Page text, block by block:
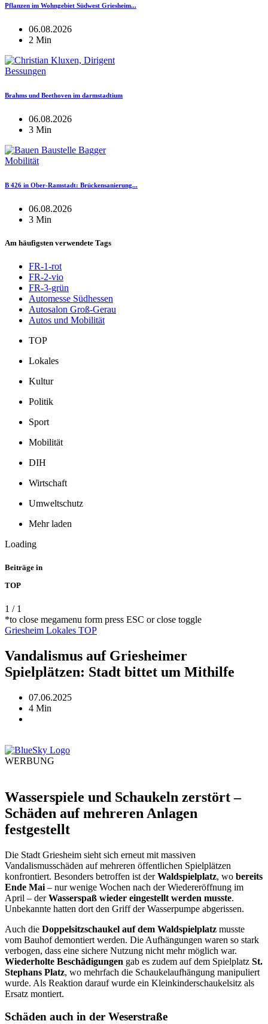
Pflanzen im Wohngebiet Südwest Griesheim...
06.08.2026
2 Min
Bessungen
Brahms und Beethoven im darmstadtium
06.08.2026
3 Min
Mobilität
B 426 in Ober-Ramstadt: Brückensanierung...
06.08.2026
3 Min
Am häufigsten verwendete Tags
FR-1-rot
FR-2-vio
FR-3-grün
Automesse Südhessen
Autosalon Groß-Gerau
Autos und Mobilität
TOP
Lokales
Kultur
Politik
Sport
Mobilität
DIH
Wirtschaft
Umweltschutz
Mehr laden
Loading
Beiträge in
TOP
1 / 1
*to close megamenu form press ESC or close toggle
Griesheim Lokales TOP
Vandalismus auf Griesheimer
Spielplätzen: Stadt bittet um Mithilfe
07.06.2025
4 Min
WERBUNG
Wasserspiele und Schaukeln zerstört –
Schäden auf mehreren Anlagen
festgestellt
Die Stadt Griesheim sieht sich erneut mit massiven
Vandalismusschäden auf mehreren öffentlichen Spielplätzen
konfrontiert. Besonders betroffen ist derWaldspielplatz, wo bereits
Ende Mai – nur wenige Wochen nach der Wiedereröffnung im
April – derWasserspaß wieder eingestellt werden musste.
Unbekannte hatten dort den Griff der Wasserpumpe abgerissen.
Auch die Doppelsitzschaukel auf dem Waldspielplatz musste
vom Bauhof demontiert werden. Die Aufhängungen waren so stark
verbogen, dass eine sichere Nutzung nicht mehr möglich war.
Wiederholte Beschädigungen gab es zudem auf dem Spielplatz St.
Stephans Platz, wo mehrfach die Schaukelaufhängung manipuliert
wurde. Als Reaktion darauf wurde ein Kleinkinderschaukelsitz als
Ersatz montiert.
Schäden auch in der Weserstraße